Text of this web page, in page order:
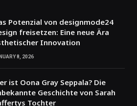
Potenzial von designmode24
freisetzen: Eine neue Ära
Innovation
8, 2026
ist Oona Gray Seppala? Die
Geschichte von Sarah
Tochter